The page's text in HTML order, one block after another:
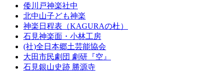
倭川戸神楽社中
北中山子ども神楽
神楽日程表（KAGURAの杜）
石見神楽面・小林工房
(社)全日本郷土芸能協会
大田市民劇団 劇研『空』
石見銀山史跡 勝源寺